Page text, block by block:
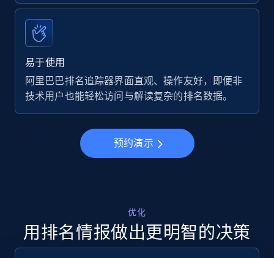
Walmart - products - Find new products by
using specific category URL
Specifications, Image urls, Top reviews, and
Walmart - products - Collects products by
易于使用
阿里巴巴排名追踪器界面直观、操作友好，即便非
技术用户也能轻松访问与解读复杂的排名数据。
预约演示
优化
用排名情报做出更明智的决策